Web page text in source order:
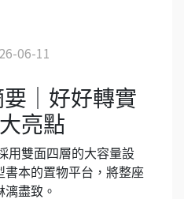
06-11
｜好好轉實
亮點
用雙面四層的大容量設
書本的置物平台，將整座
盡致。